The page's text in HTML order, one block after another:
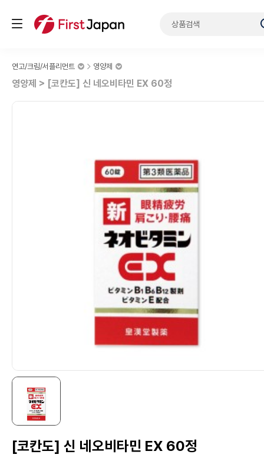
영양제 > [코칸도] 신 네오비타민 EX 60정
연고/크림/서플리먼트 영양제
[코칸도] 신 네오비타민 EX 60정